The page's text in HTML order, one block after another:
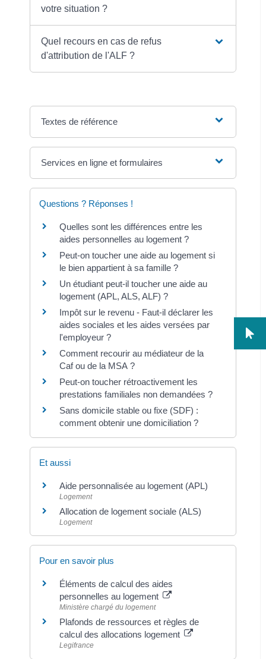
votre situation ?
Quel recours en cas de refus
d'attribution de l'ALF ?
Textes de référence
Services en ligne et formulaires
Questions ? Réponses !
Quelles sont les différences entre les
aides personnelles au logement ?
Peut-on toucher une aide au logement si
le bien appartient à sa famille ?
Un étudiant peut-il toucher une aide au
logement (APL, ALS, ALF) ?
Impôt sur le revenu - Faut-il déclarer les
aides sociales et les aides versées par
l'employeur ?
Comment recourir au médiateur de la
Caf ou de la MSA ?
Peut-on toucher rétroactivement les
prestations familiales non demandées ?
Sans domicile stable ou fixe (SDF) :
comment obtenir une domiciliation ?
Et aussi
Aide personnalisée au logement (APL)
Logement
Allocation de logement sociale (ALS)
Logement
Pour en savoir plus
Éléments de calcul des aides
personnelles au logement
Ministère chargé du logement
Plafonds de ressources et règles de
calcul des allocations logement
Legifrance